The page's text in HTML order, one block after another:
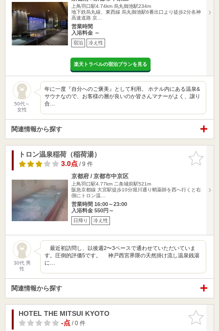
上鳥羽口駅4.74km 烏丸御池駅234m
地下鉄烏丸線、東西線 烏丸御池駅6番出口より徒歩2分名神
高速道路 京…
営業時間
入浴料金 ～
宿泊 冷え性
楽天トラベルの宿泊プランを見る
50代～
女性
年に一度『自分へのご褒美』として利用。 ホテル内にある温泉&
サウナなので、お客様の層が良いのか皆さんマナーがよく、譲り
合…
関連情報から探す
お気に入
りに追加
トロン温泉稲荷（稲荷湯）
3.0点/ 9 件
京都府 / 京都市中京区
上鳥羽口駅4.77km 二条城前駅521m
阪急京都線 大宮駅徒歩10分堀川通り蛸薬師を西へ行くと右
側にトロン温…
営業時間 16:00～23:00
入浴料金 550円～
日帰り 冷え性
30代 男
性
最近初訪問し、以後週2〜3ペースで通わせていただいていま
す。圧倒的評価5です。 神戸西宮界隈の天然掛け流し温泉銭湯
に…
関連情報から探す
お気に入
りに追加
HOTEL THE MITSUI KYOTO
-点/ 0 件